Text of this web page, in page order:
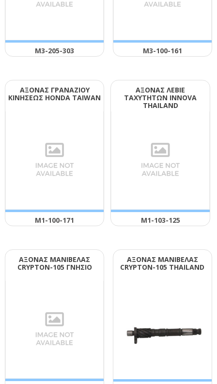
Μ3-205-303 Μ3-100-161
ΑΞΟΝΑΣ ΓΡΑΝΑΖΙΟΥ
ΚΙΝΗΣΕΩΣ ΗΟΝDΑ ΤΑΙWΑΝ
Μ1-100-171
ΑΞΟΝΑΣ ΛΕΒΙΕ
ΤΑΧΥΤΗΤΩΝ ΙΝΝΟVΑ
ΤΗΑΙLΑΝD
Μ1-103-125
ΑΞΟΝΑΣ ΜΑΝΙΒΕΛΑΣ
CRΥΡΤΟΝ-105 ΓΝΗΣΙΟ
ΑΞΟΝΑΣ ΜΑΝΙΒΕΛΑΣ
CRΥΡΤΟΝ-105 ΤΗΑΙLΑΝD